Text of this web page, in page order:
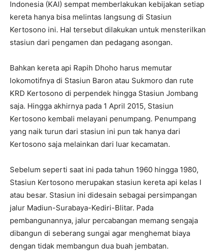
Indonesia (KAI) sempat memberlakukan kebijakan setiap
kereta hanya bisa melintas langsung di Stasiun
Kertosono ini. Hal tersebut dilakukan untuk mensterilkan
stasiun dari pengamen dan pedagang asongan.
Bahkan kereta api Rapih Dhoho harus memutar
lokomotifnya di Stasiun Baron atau Sukmoro dan rute
KRD Kertosono di perpendek hingga Stasiun Jombang
saja. Hingga akhirnya pada 1 April 2015, Stasiun
Kertosono kembali melayani penumpang. Penumpang
yang naik turun dari stasiun ini pun tak hanya dari
Kertosono saja melainkan dari luar kecamatan.
Sebelum seperti saat ini pada tahun 1960 hingga 1980,
Stasiun Kertosono merupakan stasiun kereta api kelas I
atau besar. Stasiun ini didesain sebagai persimpangan
jalur Madiun-Surabaya-Kediri-Blitar. Pada
pembangunannya, jalur percabangan memang sengaja
dibangun di seberang sungai agar menghemat biaya
dengan tidak membangun dua buah jembatan.